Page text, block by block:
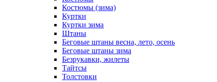
Костюмы (зима)
Куртки
Куртки зима
Штаны
Беговые штаны весна, лето, осень
Беговые штаны зима
Безрукавки, жилеты
Тайтсы
Толстовки